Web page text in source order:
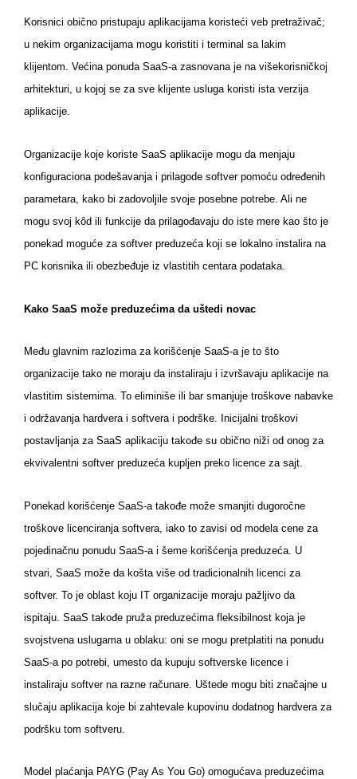
Korisnici obično pristupaju aplikacijama koristeći veb pretraživač;
u nekim organizacijama mogu koristiti i terminal sa lakim
klijentom. Većina ponuda SaaS-a zasnovana je na višekorisničkoj
arhitekturi, u kojoj se za sve klijente usluga koristi ista verzija
aplikacije.
Organizacije koje koriste SaaS aplikacije mogu da menjaju
konfiguraciona podešavanja i prilagode softver pomoću određenih
parametara, kako bi zadovoljile svoje posebne potrebe. Ali ne
mogu svoj kôd ili funkcije da prilagođavaju do iste mere kao što je
ponekad moguće za softver preduzeća koji se lokalno instalira na
PC korisnika ili obezbeđuje iz vlastitih centara podataka.
Kako SaaS može preduzećima da uštedi novac
Među glavnim razlozima za korišćenje SaaS-a je to što
organizacije tako ne moraju da instaliraju i izvršavaju aplikacije na
vlastitim sistemima. To eliminiše ili bar smanjuje troškove nabavke
i održavanja hardvera i softvera i podrške. Inicijalni troškovi
postavljanja za SaaS aplikaciju takođe su obično niži od onog za
ekvivalentni softver preduzeća kupljen preko licence za sajt.
Ponekad korišćenje SaaS-a takođe može smanjiti dugoročne
troškove licenciranja softvera, iako to zavisi od modela cene za
pojedinačnu ponudu SaaS-a i šeme korišćenja preduzeća. U
stvari, SaaS može da košta više od tradicionalnih licenci za
softver. To je oblast koju IT organizacije moraju pažljivo da
ispitaju. SaaS takođe pruža preduzećima fleksibilnost koja je
svojstvena uslugama u oblaku: oni se mogu pretplatiti na ponudu
SaaS-a po potrebi, umesto da kupuju softverske licence i
instaliraju softver na razne računare. Uštede mogu biti značajne u
slučaju aplikacija koje bi zahtevale kupovinu dodatnog hardvera za
podršku tom softveru.
Model plaćanja PAYG (Pay As You Go) omogućava preduzećima